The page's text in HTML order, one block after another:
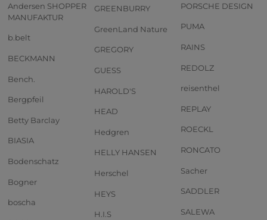
Andersen SHOPPER
MANUFAKTUR
b.belt
BECKMANN
Bench.
Bergpfeil
Betty Barclay
BIASIA
Bodenschatz
Bogner
boscha
GREENBURRY
GreenLand Nature
GREGORY
GUESS
HAROLD'S
HEAD
Hedgren
HELLY HANSEN
Herschel
HEYS
H.I.S
PORSCHE DESIGN
PUMA
RAINS
REDOLZ
reisenthel
REPLAY
ROECKL
RONCATO
Sacher
SADDLER
SALEWA